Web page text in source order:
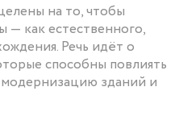
на то, чтобы
— как естественного,
Речь идёт о
способны повлиять
зданий и